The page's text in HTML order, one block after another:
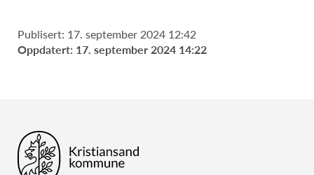
Publisert: 17. september 2024 12:42
Oppdatert: 17. september 2024 14:22